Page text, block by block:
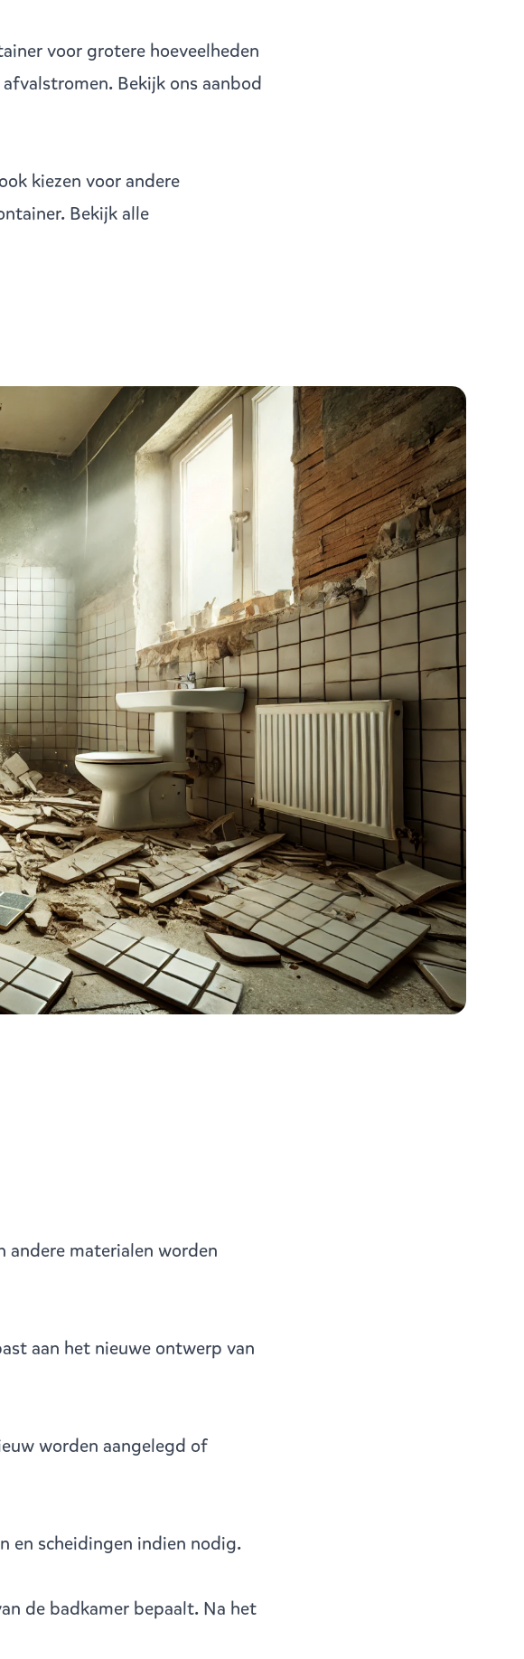
voor grotere hoeveelheden
Bekijk ons aanbod
kiezen voor andere
Bekijk alle
andere materialen worden
aan het nieuwe ontwerp van
worden aangelegd of
en scheidingen indien nodig.
de badkamer bepaalt. Na het